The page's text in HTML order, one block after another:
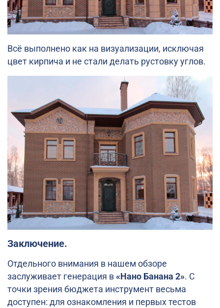
Всё выполнено как на визуализации, исключая
цвет кирпича и не стали делать рустовку углов.
Заключение.
Отдельного внимания в нашем обзоре
заслуживает генерация в «Нано Банана 2». С
точки зрения бюджета инструмент весьма
доступен: для ознакомления и первых тестов